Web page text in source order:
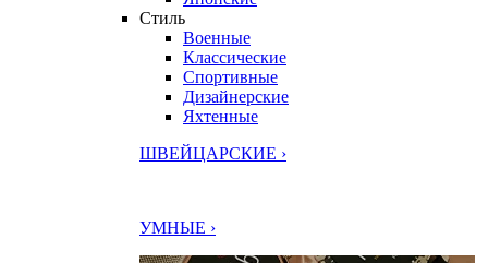
Стиль
Военные
Классические
Спортивные
Дизайнерские
Яхтенные
ШВЕЙЦАРСКИЕ ›
УМНЫЕ ›